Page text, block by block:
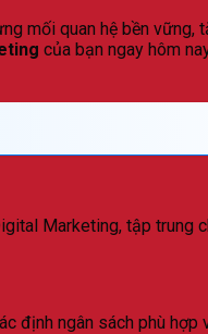
mối quan hệ bền vững,
của bạn ngay hôm
Marketing, tập trung
định ngân sách phù